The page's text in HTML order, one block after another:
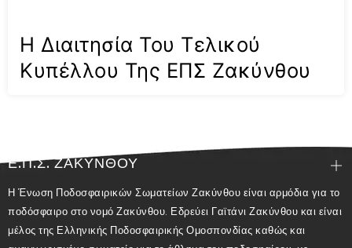
Η Διαιτησία Του Τελικού
Κυπέλλου Της ΕΠΣ Ζακύνθου
Ε.Π.Σ. ΖΑΚΥΝΘΟΥ
Η Ένωση Ποδοσφαιρικών Σωματείων Ζακύνθου είναι αρμόδια για το
ποδόσφαιρο στο νομό Ζακύνθου. Εδρεύει Γαϊτάνι Ζακύνθου και είναι
μέλος της Ελληνικής Ποδοσφαιρικής Ομοσπονδίας καθώς και